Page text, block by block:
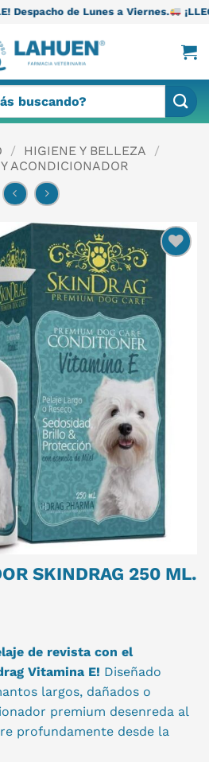
a Viernes. ¡LLEGAMOS A TODO
/ HIGIENE Y BELLEZA
/
ACONDICIONADOR
SKINDRAG 250 ML.
de revista con el
Vitamina E! Diseñado
largos, dañados o
premium desenreda al
profundamente desde la